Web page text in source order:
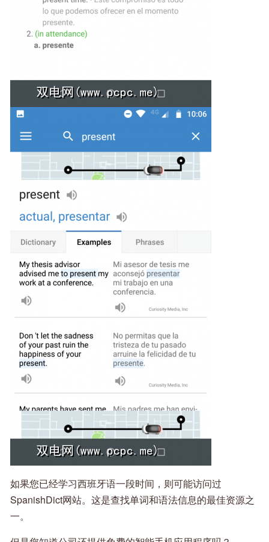
如果您已经学习西班牙语一段时间，则可能访问过
SpanishDict网站。这是查找单词和语法信息的最佳资源之
一。